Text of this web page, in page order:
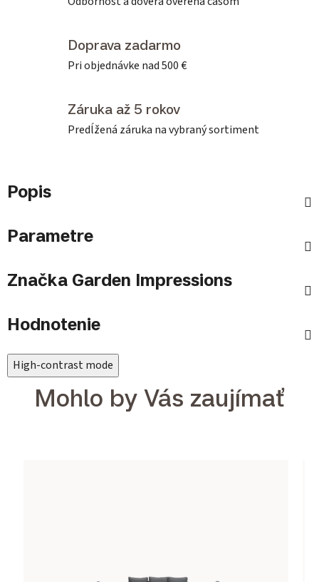
Doprava zadarmo
Pri objednávke nad 500 €
Záruka až 5 rokov
Predĺžená záruka na vybraný sortiment
Popis
Parametre
Značka Garden Impressions
Hodnotenie
High-contrast mode
Mohlo by Vás zaujímať